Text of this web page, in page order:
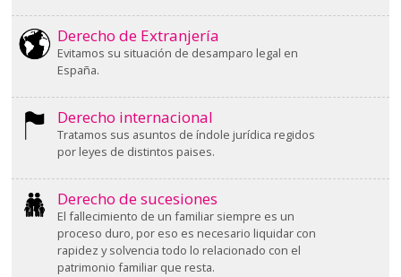
Derecho de Extranjería
Evitamos su situación de desamparo legal en
España.
Derecho internacional
Tratamos sus asuntos de índole jurídica regidos
por leyes de distintos paises.
Derecho de sucesiones
El fallecimiento de un familiar siempre es un
proceso duro, por eso es necesario liquidar con
rapidez y solvencia todo lo relacionado con el
patrimonio familiar que resta.